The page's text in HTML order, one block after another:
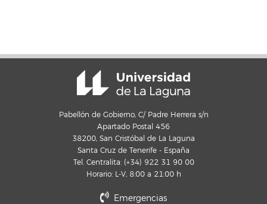
Pabellón de Gobierno, C/ Padre Herrera s/n
Apartado Postal 456
38200, San Cristóbal de La Laguna
Santa Cruz de Tenerife - España
Tel. Centralita: (+34) 922 31 90 00
Horario: L-V, 8:00 a 21:00 h
Emergencias